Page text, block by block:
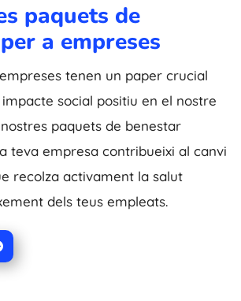
paquets de
a empreses
tenen un paper crucial
social positiu en el nostre
paquets de benestar
teva empresa contribueixi al canvi
recolza activament la salut
dels teus empleats.